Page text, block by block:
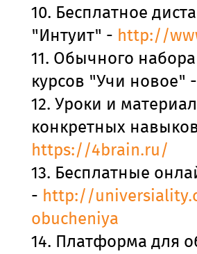
10. Бесплатное
"Интуит" - http://
11. Обычного
курсов "Учи новое" -
12. Уроки и
конкретных
https://4brain.ru/
13. Бесплатные
- http://
obucheniya
14. Платформа для